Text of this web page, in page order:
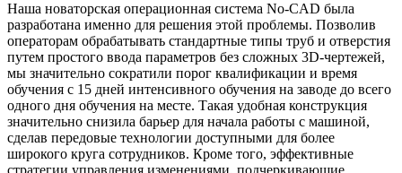
Наша новаторская операционная система No-CAD была
разработана именно для решения этой проблемы. Позволив
операторам обрабатывать стандартные типы труб и отверстия
путем простого ввода параметров без сложных 3D-чертежей,
мы значительно сократили порог квалификации и время
обучения с 15 дней интенсивного обучения на заводе до всего
одного дня обучения на месте. Такая удобная конструкция
значительно снизила барьер для начала работы с машиной,
сделав передовые технологии доступными для более
широкого круга сотрудников. Кроме того, эффективные